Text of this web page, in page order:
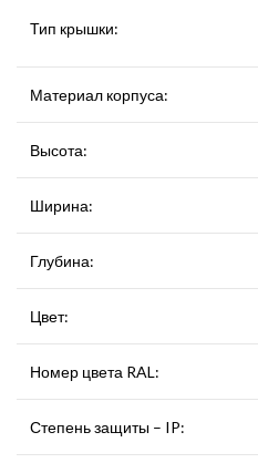
Тип крышки:
Материал корпуса:
Высота:
Ширина:
Глубина:
Цвет:
Номер цвета RAL:
Степень защиты – IP: